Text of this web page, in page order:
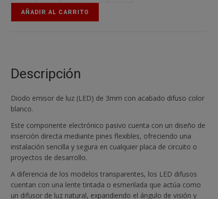
AÑADIR AL CARRITO
Descripción
Diodo emisor de luz (LED) de 3mm con acabado difuso color
blanco.
Este componente electrónico pasivo cuenta con un diseño de
inserción directa mediante pines flexibles, ofreciendo una
instalación sencilla y segura en cualquier placa de circuito o
proyectos de desarrollo.
A diferencia de los modelos transparentes, los LED difusos
cuentan con una lente tintada o esmerilada que actúa como
un difusor de luz natural, expandiendo el ángulo de visión y